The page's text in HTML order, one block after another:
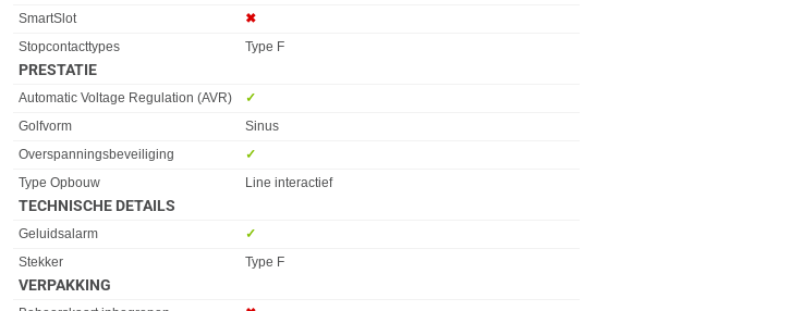
Eigenschap
SmartSlot
✖︎
Stopcontacttypes
Type F
PRESTATIE
Eigenschap Waarde
Automatic Voltage Regulation (AVR)
✓︎
Golfvorm
Sinus
Overspanningsbeveiliging
✓︎
Type Opbouw
Line interactief
TECHNISCHE DETAILS
Eigenschap Waarde
Geluidsalarm
✓︎
Stekker
Type F
VERPAKKING